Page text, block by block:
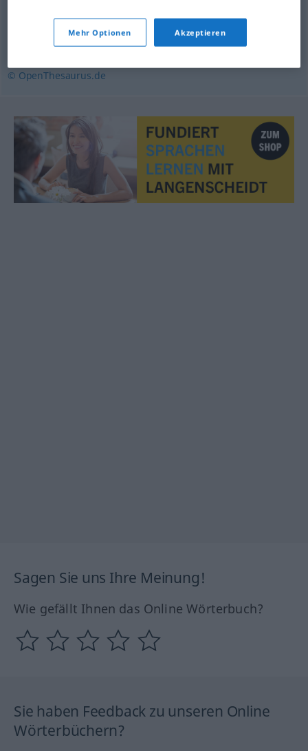
zahlungsunfähig,pleite,bankrott
© OpenThesaurus.de
Sagen Sie uns Ihre Meinung!
Wie gefällt Ihnen das Online Wörterbuch?
Sie haben Feedback zu unseren Online
Wörterbüchern?
Mehr Optionen Akzeptieren